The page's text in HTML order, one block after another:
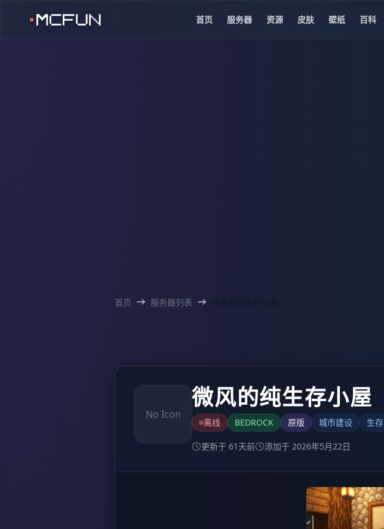
首页 服务器 资源 皮肤 壁纸 百科
首页 服务器列表
No Icon
微风的纯生存小屋
离线 BEDROCK 原版 城市建设 生存
更新于 61天前 添加于 2026年5月22日